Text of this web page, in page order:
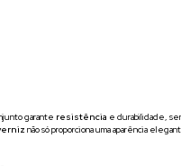
garante resistência e durabilidade,
não só proporciona uma aparência